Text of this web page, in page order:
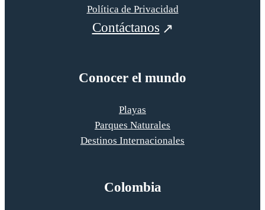
Política de Privacidad
Contáctanos
Conocer el mundo
Playas
Parques Naturales
Destinos Internacionales
Colombia